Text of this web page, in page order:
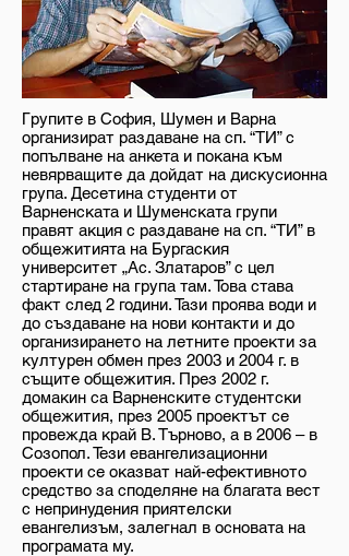
Групите в София, Шумен и Варна
организират раздаване на сп. “ТИ” с
попълване на анкета и покана към
невярващите да дойдат на дискусионна
група. Десетина студенти от
Варненската и Шуменската групи
правят акция с раздаване на сп. “ТИ” в
общежитията на Бургаския
университет „Ас. Златаров” с цел
стартиране на група там. Това става
факт след 2 години. Тази проява води и
до създаване на нови контакти и до
организирането на летните проекти за
културен обмен през 2003 и 2004 г. в
същите общежития. През 2002 г.
домакин са Варненските студентски
общежития, през 2005 проектът се
провежда край В. Търново, а в 2006 – в
Созопол. Тези евангелизационни
проекти се оказват най-ефективното
средство за споделяне на благата вест
с непринудения приятелски
евангелизъм, залегнал в основата на
програмата му.